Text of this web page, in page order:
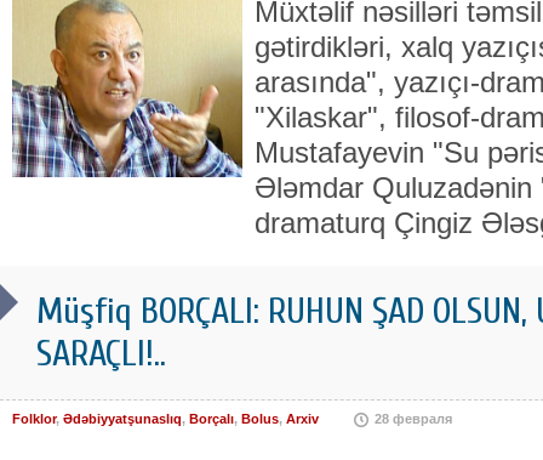
Müxtəlif nəsilləri
gətirdikləri, xalq
arasında", yazıçı-
"Xilaskar", filosof-
Mustafayevin "Su
Ələmdar Quluzadənin
dramaturq Çingiz
Müşfiq BORÇALI: RU­HUN ŞAD OL­SUN,
SARAÇLI!..
Folklor, Ədəbiyyatşunaslıq, Borçalı, Bolus, Arxiv 28 февраля